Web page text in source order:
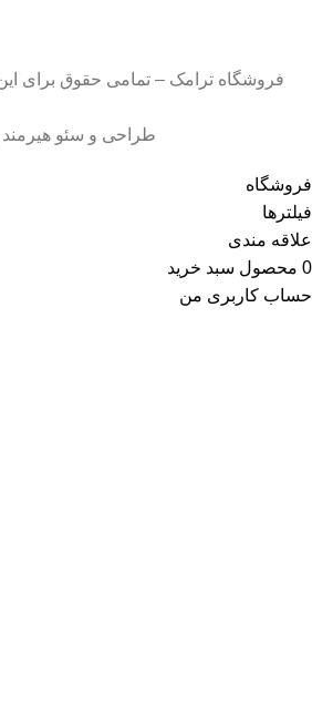
فروشگاه ترامک – تمامی حقوق برای
طراحی و سئو
فروشگاه
فیلترها
علاقه مندی
0 محصول سبد خرید
حساب کاربری من